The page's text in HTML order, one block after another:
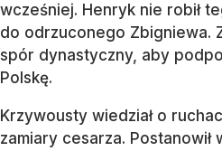
wcześniej. Henryk nie robił
do odrzuconego Zbigniewa.
spór dynastyczny, aby
Polskę.
Krzywousty wiedział o
zamiary cesarza.